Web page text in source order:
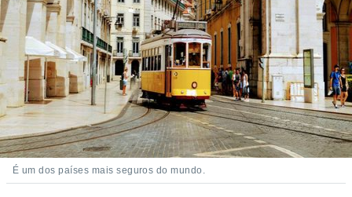
É um dos países mais seguros do mundo.